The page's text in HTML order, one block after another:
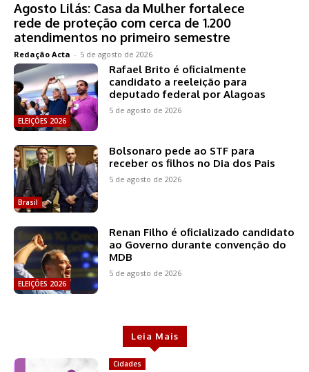
Agosto Lilás: Casa da Mulher fortalece
rede de proteção com cerca de 1.200
atendimentos no primeiro semestre
Redação Acta - 5 de agosto de 2026
ELEIÇÕES 2026
Rafael Brito é oficialmente
candidato a reeleição para
deputado federal por Alagoas
5 de agosto de 2026
Brasil
Bolsonaro pede ao STF para
receber os filhos no Dia dos Pais
5 de agosto de 2026
ELEIÇÕES 2026
Renan Filho é oficializado candidato
ao Governo durante convenção do
MDB
5 de agosto de 2026
Leia Mais
Cidades